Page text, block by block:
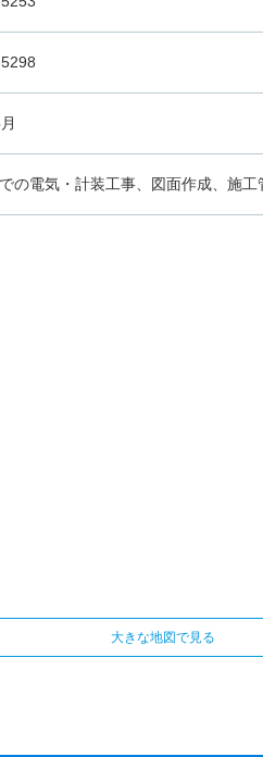
の電気・計装工事、図面作成、施工
大きな地図で見る